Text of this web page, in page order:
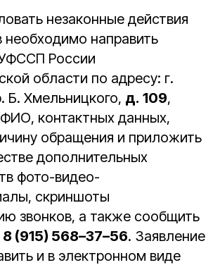
незаконные действия
необходимо направить
России
области по адресу: г.
Б. Хмельницкого, д. 109,
контактных данных,
обращения и приложить
дополнительных
фото-видео-
скриншоты
звонков, а также сообщить
8 (915) 568–37–56. Заявление
и в электронном виде